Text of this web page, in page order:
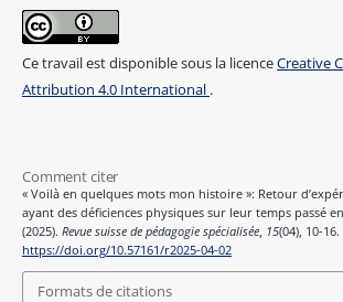
Ce travail est disponible sous la licenceCreative
Attribution 4.0 International .
Comment citer
« Voilà en quelques mots mon histoire »: Retour
ayant des déficiences physiques sur leur temps passé
(2025). Revue suisse de pédagogie spécialisée, 15(04), 10-16.
https://doi.org/10.57161/r2025-04-02
Formats de citations